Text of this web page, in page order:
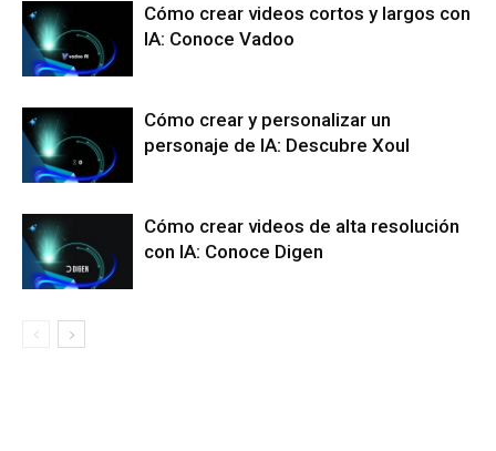
Cómo crear videos cortos y largos con
IA: Conoce Vadoo
Cómo crear y personalizar un
personaje de IA: Descubre Xoul
Cómo crear videos de alta resolución
con IA: Conoce Digen